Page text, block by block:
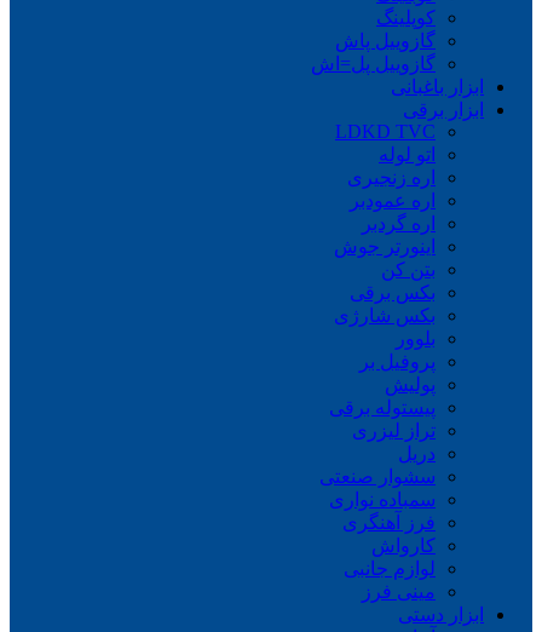
کوپلینگ
گازوییل پاش
گازوییل پل=اش
ابزار باغبانی
ابزار برقی
LDKD TVC
اتو لوله
اره زنجیری
اره عمودبر
اره گردبر
اینورتر جوش
بتن کن
بکس برقی
بکس شارژی
بلوور
پروفیل بر
پولیش
پیستوله برقی
تراز لیزری
دریل
سشوار صنعتی
سمباده نواری
فرز آهنگری
کارواش
لوازم جانبی
مینی فرز
ابزار دستی